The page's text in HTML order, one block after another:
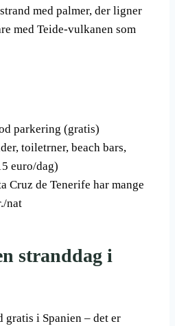
med palmer, der ligner
med Teide-vulkanen som
parkering (gratis)
toiletrner, beach bars,
euro/dag)
Cruz de Tenerife har mange
nat
stranddag i
gratis i Spanien – det er